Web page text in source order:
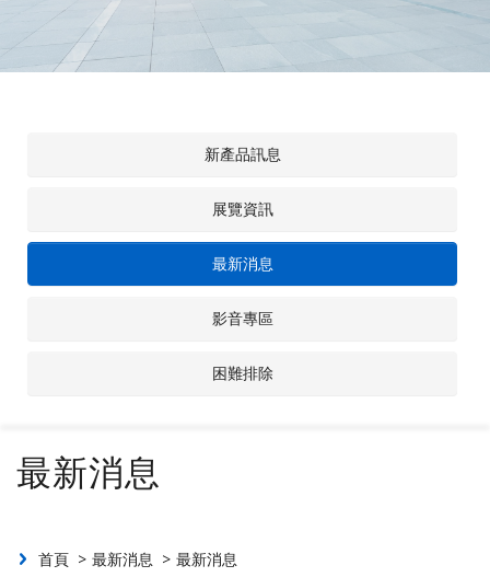
最新消息
產品資訊
CSR
聯絡我們
投資人專區
新產品訊息
展覽資訊
最新消息
影音專區
困難排除
最新消息
首頁 最新消息 最新消息